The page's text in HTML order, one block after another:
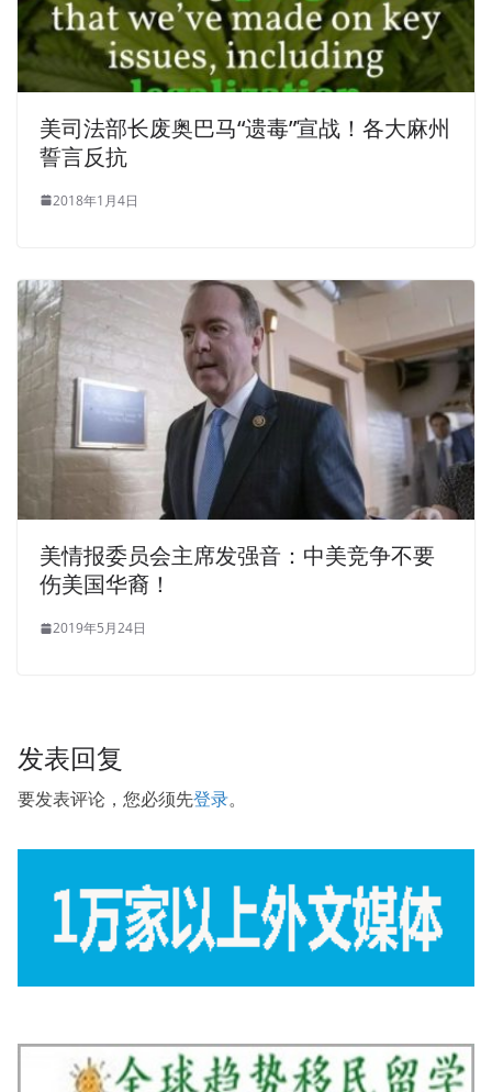
美司法部长废奥巴马“遗毒”宣战！各大麻州
誓言反抗
2018年1月4日
美情报委员会主席发强音：中美竞争不要
伤美国华裔！
2019年5月24日
发表回复
要发表评论，您必须先登录。